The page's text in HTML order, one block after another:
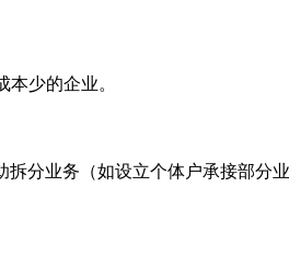
少的企业。
分业务（如设立个体户承接部分业